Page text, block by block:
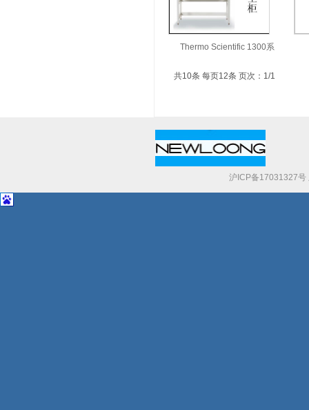
Thermo Scientific 1300系
共10条 每页12条 页次：1/1
沪ICP备17031327号
（上海）有限公司